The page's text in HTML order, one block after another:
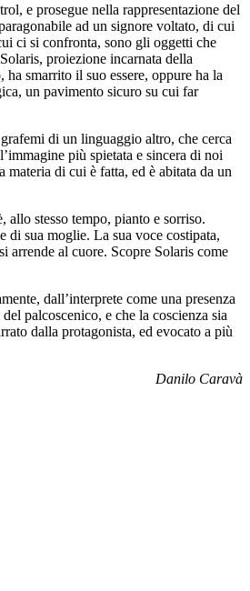
e prosegue nella rappresentazione del
ad un signore voltato, di cui
ci si confronta, sono gli oggetti che
proiezione incarnata della
smarrito il suo essere, oppure ha la
un pavimento sicuro su cui far
di un linguaggio altro, che cerca
più spietata e sincera di noi
di cui è fatta, ed è abitata da un
allo stesso tempo, pianto e sorriso.
di sua moglie. La sua voce costipata,
arrende al cuore. Scopre Solaris come
dall’interprete come una presenza
palcoscenico, e che la coscienza sia
dalla protagonista, ed evocato a più
Danilo Caravà